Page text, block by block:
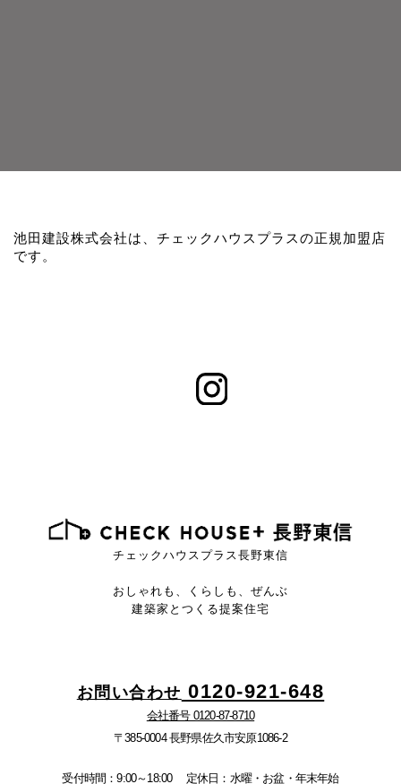
池田建設株式会社は、チェックハウスプラスの正規加盟店
です。
チェックハウスプラス長野東信
おしゃれも、くらしも、ぜんぶ
建築家とつくる提案住宅
お問い合わせ 0120-921-648
会社番号 0120-87-8710
〒385-0004 長野県佐久市安原1086-2
受付時間：9:00～18:00 定休日：水曜・お盆・年末年始